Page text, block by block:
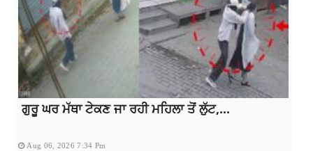
ਗੁਰੂ ਘਰ ਮੱਥਾ ਟੇਕਣ ਜਾ ਰਹੀ ਮਹਿਲਾ ਤੋਂ ਲੁੱਟ,...
Aug 06, 2026 7:34 Pm